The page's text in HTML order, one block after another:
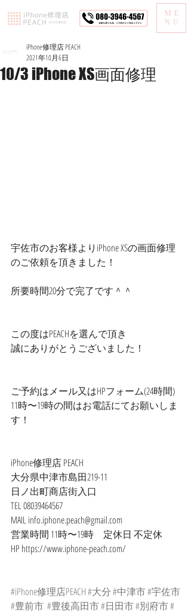
ME
NU
10/3 iPhone XS画面修理
iPhone修理店 PEACH
2021年10月6日
宇佐市のお客様よりiPhone XSの画面修理
のご依頼を頂きました！
所要時間20分で完了です＾＾
この度はPEACHを選んで頂き
誠にありがとうございました！
ご予約はメール又はHPフォーム(24時間)
11時〜19時の間はお電話にてお願いしま
す！
iPhone修理店 PEACH
大分県中津市島田219-11
日ノ出町商店街入口
TEL 08039464567
MAIL info.iphone.peach@gmail.com
営業時間 11時〜19時　定休日 不定休
HP https://www.iphone-peach.com/
#iPhone修理店PEACH#大分#中津市#宇佐市
#豊前市 #豊後高田市#日田市#別府市#